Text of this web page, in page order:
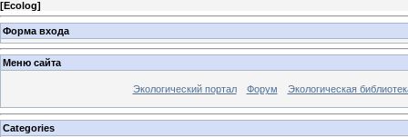
[Ecolog]
Форма входа
Меню сайта
Экологический портал Форум Экологическая
Categories